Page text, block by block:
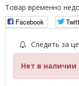
Товар временно
Facebook
Следить за
Нет в наличии